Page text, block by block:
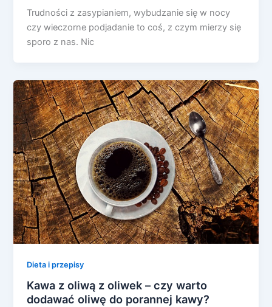
Trudności z zasypianiem, wybudzanie się w nocy
czy wieczorne podjadanie to coś, z czym mierzy się
sporo z nas. Nic
Dieta i przepisy
Kawa z oliwą z oliwek – czy warto
dodawać oliwę do porannej kawy?